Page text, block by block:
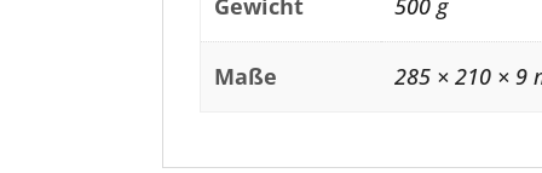
Gewicht 500 g
Maße 285 × 210 × 9